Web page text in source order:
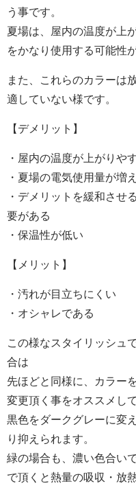
う事です。
夏場は、屋内の温度が上
をかなり使用する可能性
また、これらのカラーは
適していない様です。
【デメリット】
・屋内の温度が上がりや
・夏場の電気使用量が増
・デメリットを緩和させ
要がある
・保温性が低い
【メリット】
・汚れが目立ちにくい
・オシャレである
この様なスタイリッシュ
合は
先ほどと同様に、カラー
変更頂く事をオススメし
黒色をダークグレーに変
り抑えられます。
緑の場合も、濃い色合い
で頂くと熱量の吸収・放